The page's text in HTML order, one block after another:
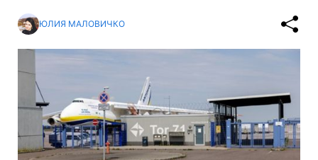
ЮЛИЯ МАЛОВИЧКО